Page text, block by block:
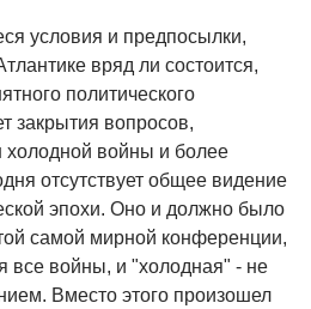
условия и предпосылки,
вряд ли состоится,
политического
закрытия вопросов,
холодной войны и более
отсутствует общее видение
эпохи. Оно и должно было
самой мирной конференции,
все войны, и "холодная" - не
Вместо этого произошел